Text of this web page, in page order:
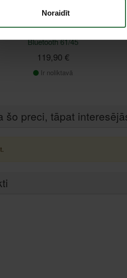
Noraidīt
Elektroniskā slēdzene
Bluetooth 61/45
119,90 €
Ir noliktavā
šo preci, tāpat